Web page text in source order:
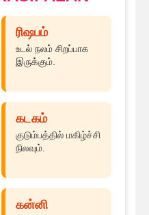
ரிஷபம்
உடல் நலம் சிறப்பாக
இருக்கும்.
கடகம்
குடும்பத்தில் மகிழ்ச்சி
நிலவும்.
கன்னி